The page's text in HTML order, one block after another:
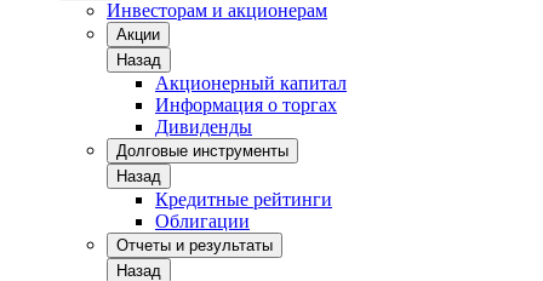
Инвесторам и акционерам
Акции
Назад
Акционерный капитал
Информация о торгах
Дивиденды
Долговые инструменты
Назад
Кредитные рейтинги
Облигации
Отчеты и результаты
Назад